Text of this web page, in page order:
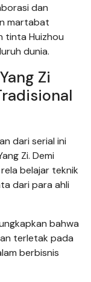
dan
martabat
tinta Huizhou
dunia.
Zi
dari serial ini
Zi. Demi
belajar teknik
dari para ahli
bahwa
terletak pada
berbisnis